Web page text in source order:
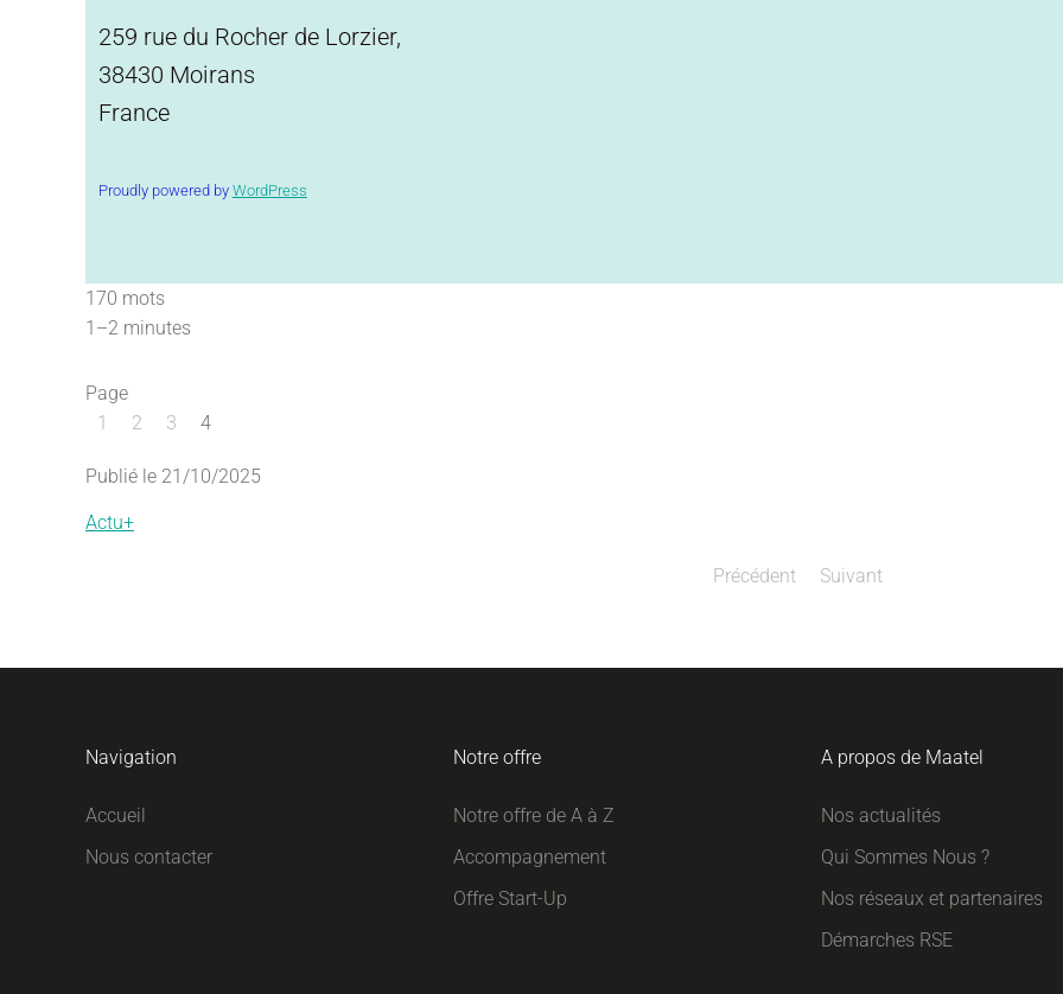
259 rue du Rocher de Lorzier,
38430 Moirans
France
Proudly powered by WordPress
170 mots
1–2 minutes
Page
1
2 3 4
Publié le 21/10/2025
Actu+
Précédent Suivant
Navigation
Accueil
Nous contacter
Notre offre
Notre offre de A à Z
Accompagnement
Offre Start-Up
A propos de Maatel
Nos actualités
Qui Sommes Nous ?
Nos réseaux et partenaires
Démarches RSE